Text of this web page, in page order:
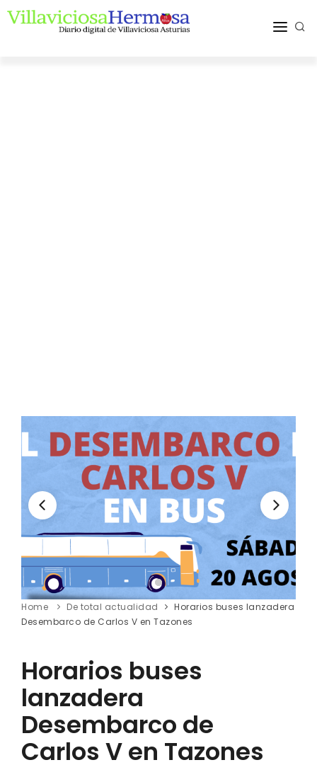
Home De total actualidad
Horarios buses lanzadera
Desembarco de Carlos V en Tazones
Horarios buses
lanzadera
Desembarco de
Carlos V en Tazones